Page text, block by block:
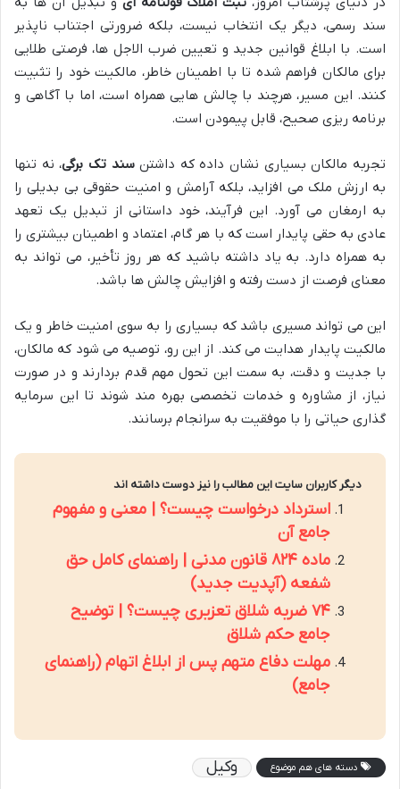
سند رسمی، دیگر یک انتخاب نیست، بلکه ضرورتی اجتناب ناپذیر
است. با ابلاغ قوانین جدید و تعیین ضرب الاجل ها، فرصتی طلایی
برای مالکان فراهم شده تا با اطمینان خاطر، مالکیت خود را تثبیت
کنند. این مسیر، هرچند با چالش هایی همراه است، اما با آگاهی و
برنامه ریزی صحیح، قابل پیمودن است.
تجربه مالکان بسیاری نشان داده که داشتنسند تک برگی، نه تنها
به ارزش ملک می افزاید، بلکه آرامش و امنیت حقوقی بی بدیلی را
به ارمغان می آورد. این فرآیند، خود داستانی از تبدیل یک تعهد
عادی به حقی پایدار است که با هر گام، اعتماد و اطمینان بیشتری را
به همراه دارد. به یاد داشته باشید که هر روز تأخیر، می تواند به
معنای فرصت از دست رفته و افزایش چالش ها باشد.
این می تواند مسیری باشد که بسیاری را به سوی امنیت خاطر و یک
مالکیت پایدار هدایت می کند. از این رو، توصیه می شود که مالکان،
با جدیت و دقت، به سمت این تحول مهم قدم بردارند و در صورت
نیاز، از مشاوره و خدمات تخصصی بهره مند شوند تا این سرمایه
گذاری حیاتی را با موفقیت به سرانجام برسانند.
دیگر کاربران سایت این مطالب را نیز دوست داشته اند
استرداد درخواست چیست؟ | معنی و مفهوم
جامع آن
ماده ۸۲۴ قانون مدنی | راهنمای کامل حق
شفعه (آپدیت جدید)
۷۴ ضربه شلاق تعزیری چیست؟ | توضیح
جامع حکم شلاق
مهلت دفاع متهم پس از ابلاغ اتهام (راهنمای
جامع)
دسته های هم موضوع وکیل